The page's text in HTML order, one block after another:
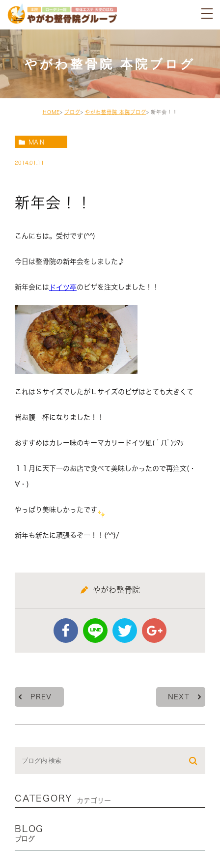
やがわ整骨院 本院ブログ
HOME ブログ やがわ整骨院 本院ブログ 新年会！！
MAIN
2014.01.11
新年会！！
こんにちは。受付です(^^)
今日は整骨院の新年会をしました♪
新年会には ドイツ亭のピザを注文しました！！
これはＳサイズでしたがＬサイズのピザはとても大きくて
皆お腹一杯になりました！！
おすすめはカレー味のキーマカリードイツ風( ﾟДﾟ)ｳﾏｯ
１１月に天下一のお店で食べて美味しかったので再注文(・
∀・)
やっぱり美味しかったです
新年も新たに頑張るぞー！！(^^)/
やがわ整骨院
PREV NEXT
CATEGORY カテゴリー
BLOG
ブログ